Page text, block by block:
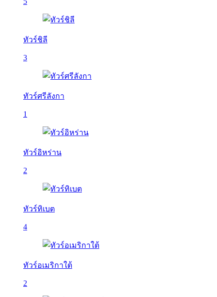
ทัวร์ชิลี
3
ทัวร์ศรีลังกา
1
ทัวร์อิหร่าน
2
ทัวร์ทิเบต
4
ทัวร์อเมริกาใต้
2